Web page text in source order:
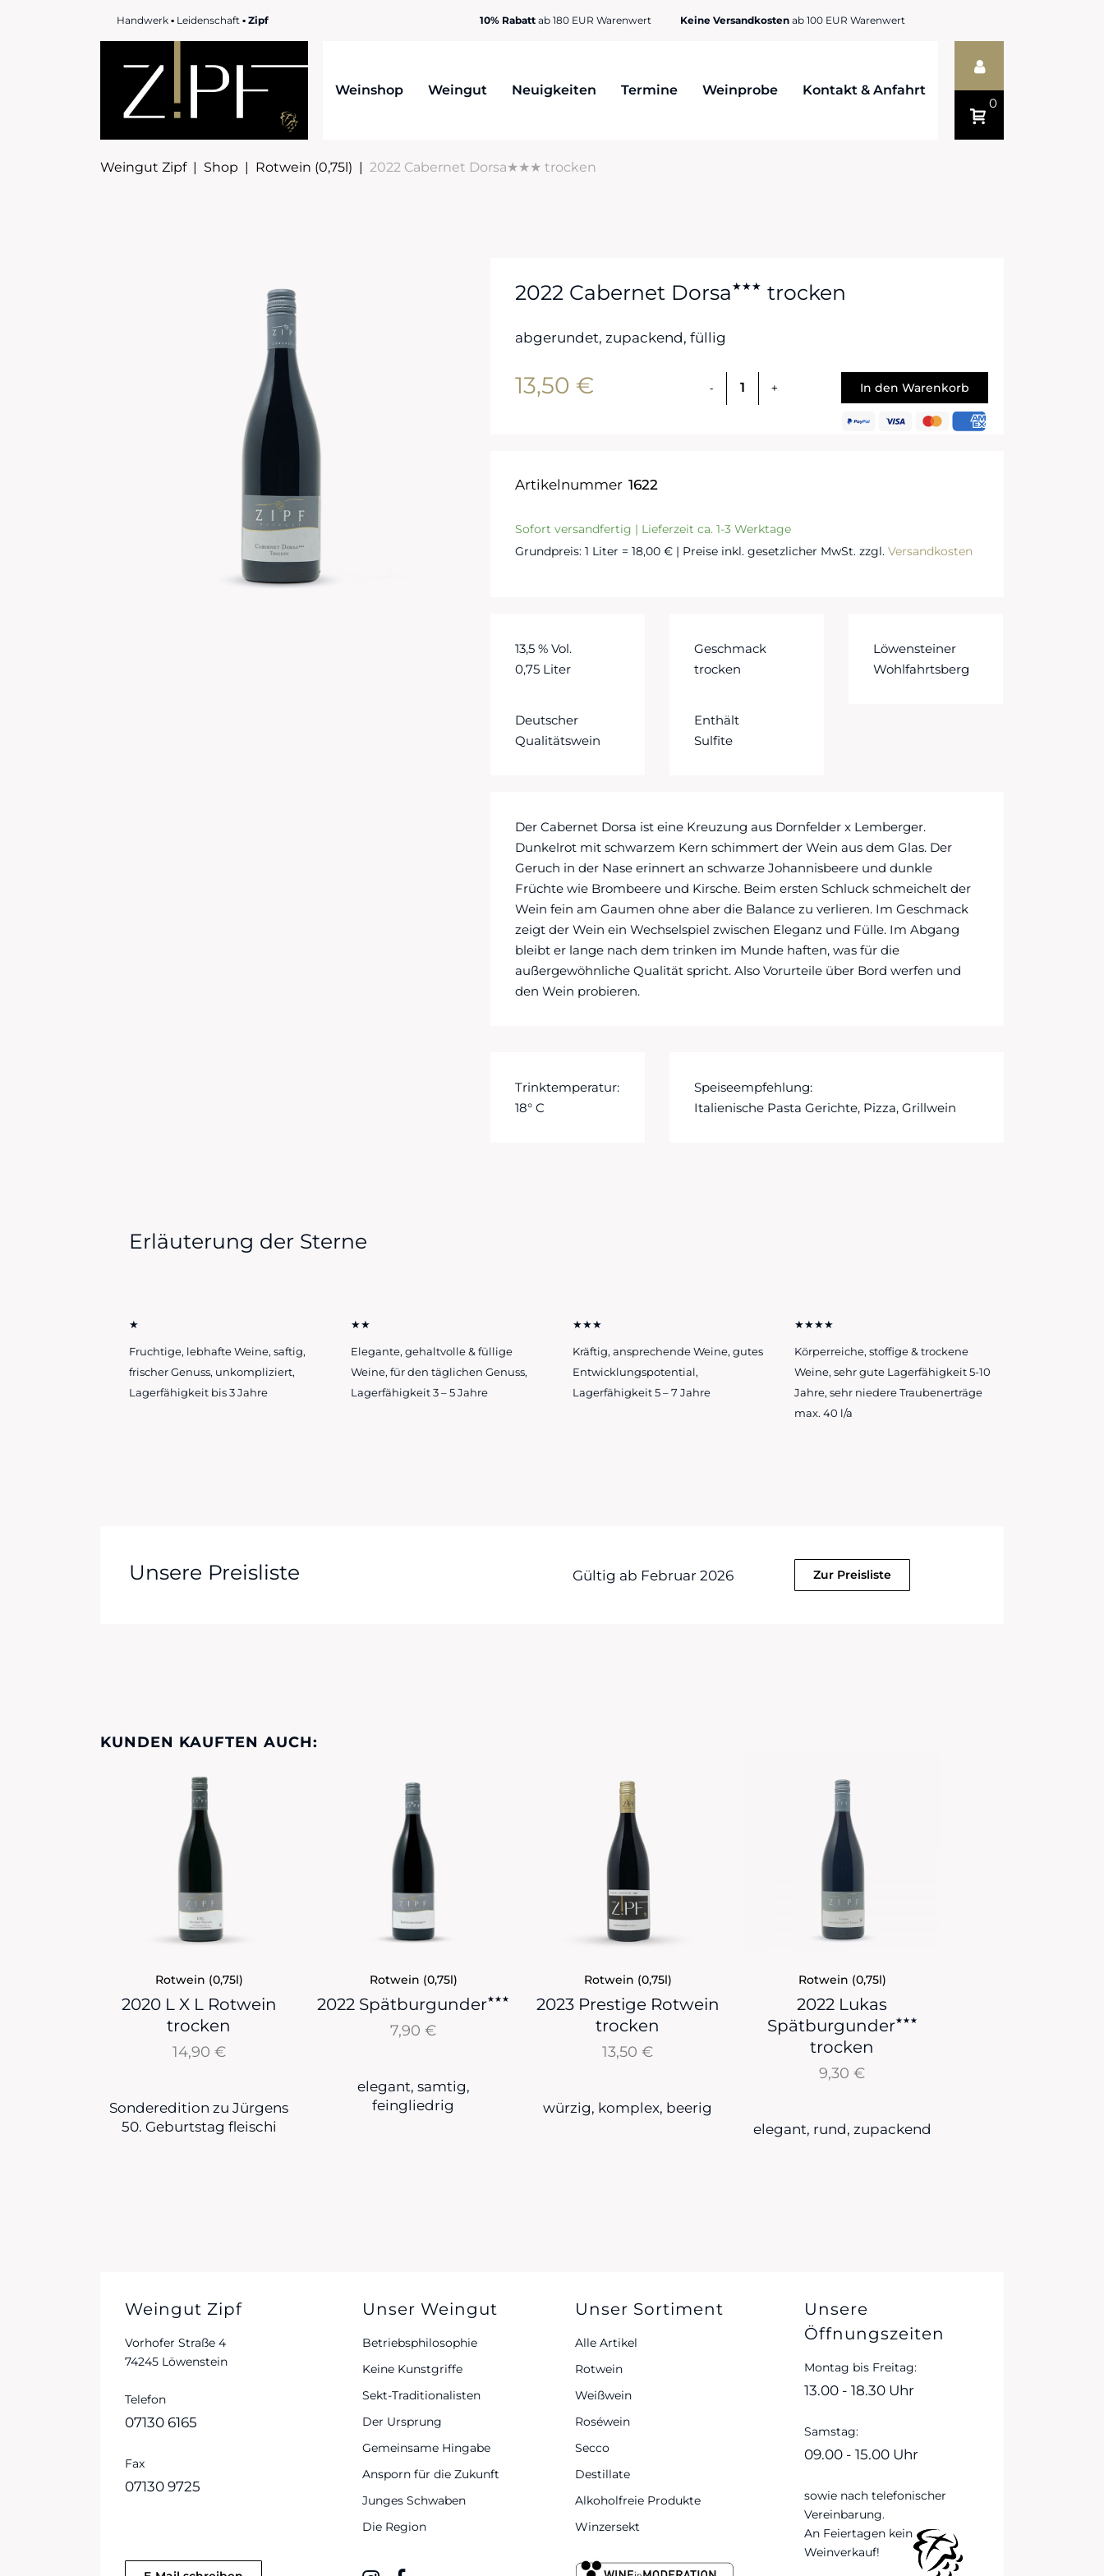
Handwerk ▪ Leidenschaft ▪ Zipf 10% Rabatt ab 180 EUR Warenwert Keine Versandkosten ab 100 EUR Warenwert
Weinshop Weingut Neuigkeiten Termine Weinprobe
Kontakt & Anfahrt
0
Weingut Zipf| Shop | Rotwein (0,75l) | 2022 Cabernet Dorsa★★★ trocken
2022 Cabernet Dorsa ★★★ trocken
13,50 €
abgerundet, zupackend, füllig
In den Warenkorb
Artikelnummer 1622
Sofort versandfertig | Lieferzeit ca. 1-3 Werktage
Grundpreis: 1 Liter = 18,00 € | Preise inkl. gesetzlicher MwSt. zzgl. Versandkosten
13,5 % Vol.
0,75 Liter
Geschmack
trocken
Löwensteiner
Wohlfahrtsberg
Deutscher
Qualitätswein
Enthält
Sulfite
Der Cabernet Dorsa ist eine Kreuzung aus Dornfelder x Lemberger.
Dunkelrot mit schwarzem Kern schimmert der Wein aus dem Glas. Der
Geruch in der Nase erinnert an schwarze Johannisbeere und dunkle
Früchte wie Brombeere und Kirsche. Beim ersten Schluck schmeichelt der
Wein fein am Gaumen ohne aber die Balance zu verlieren. Im Geschmack
zeigt der Wein ein Wechselspiel zwischen Eleganz und Fülle. Im Abgang
bleibt er lange nach dem trinken im Munde haften, was für die
außergewöhnliche Qualität spricht. Also Vorurteile über Bord werfen und
den Wein probieren.
Trinktemperatur:
18° C
Speiseempfehlung:
Italienische Pasta Gerichte, Pizza, Grillwein
Erläuterung der Sterne
★
Fruchtige, lebhafte Weine, saftig,
frischer Genuss, unkompliziert,
Lagerfähigkeit bis 3 Jahre
★★
Elegante, gehaltvolle & füllige
Weine, für den täglichen Genuss,
Lagerfähigkeit 3 – 5 Jahre
★★★
Kräftig, ansprechende Weine, gutes
Entwicklungspotential,
Lagerfähigkeit 5 – 7 Jahre
★★★★
Körperreiche, stoffige & trockene
Weine, sehr gute Lagerfähigkeit 5-10
Jahre, sehr niedere Traubenerträge
max. 40 l/a
Unsere Preisliste Gültig ab Februar 2026 Zur Preisliste
KUNDEN KAUFTEN AUCH:
Rotwein (0,75l)
2020 L X L Rotwein
trocken
14,90 €
Sonderedition zu Jürgens
50. Geburtstag fleischi
Rotwein (0,75l)
2022 Spätburgunder★★★
7,90€
elegant, samtig,
feingliedrig
Rotwein (0,75l)
2023 Prestige Rotwein
trocken
13,50€
würzig, komplex, beerig
Rotwein (0,75l)
2022 Lukas
Spätburgunder★★★
trocken
9,30€
elegant, rund, zupackend
Weingut Zipf
Vorhofer Straße 4
74245 Löwenstein
Telefon
07130 6165
Fax
07130 9725
Unser Weingut
Betriebsphilosophie
Keine Kunstgriffe
Sekt-Traditionalisten
Der Ursprung
Gemeinsame Hingabe
Ansporn für die Zukunft
Junges Schwaben
Die Region
Unser Sortiment
Alle Artikel
Rotwein
Weißwein
Roséwein
Secco
Destillate
Alkoholfreie Produkte
Winzersekt
Unsere
Öffnungszeiten
Montag bis Freitag:
13.00 - 18.30 Uhr
Samstag:
09.00 - 15.00 Uhr
sowie nach telefonischer
Vereinbarung.
An Feiertagen kein
Weinverkauf!